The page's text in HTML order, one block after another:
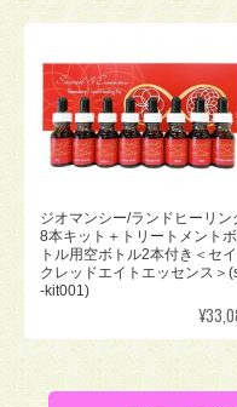
ジオマンシー/ランドヒーリン
8本キット＋トリートメントボ
トル用空ボトル2本付き＜セイ
クレッドエイトエッセンス＞
-kit001)